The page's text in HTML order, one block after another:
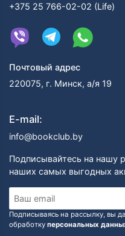
+375 25 766-02-02 (Life)
Почтовый адрес
220075, г. Минск, а/я 19
E-mail:
info@bookclub.by
Подписывайтесь на нашу
наших самых выгодных
Подписываясь на рассылку, вы
обработку персональных